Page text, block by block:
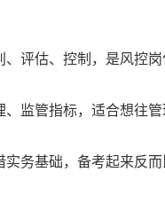
估、控制，是风控岗
监管指标，适合想往管
务基础，备考起来反